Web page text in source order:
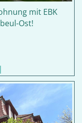
mit EBK
Ost!